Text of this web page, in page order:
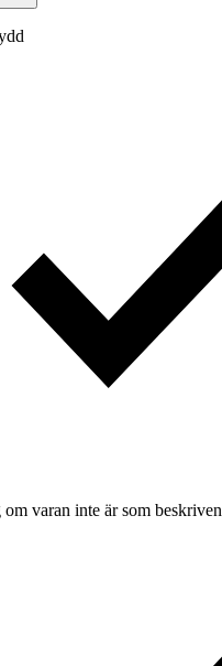
om varan inte är som beskriven